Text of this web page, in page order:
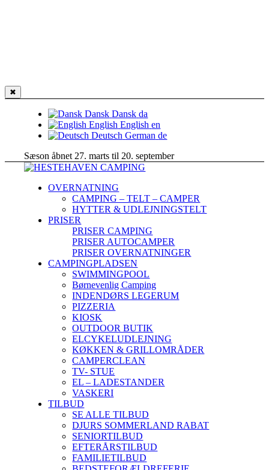
✖
Dansk Dansk da
English English en
Deutsch German de
Sæson åbnet 27. marts til 20. september
OVERNATNING
CAMPING – TELT – CAMPER
HYTTER & UDLEJNINGSTELT
PRISER
PRISER CAMPING
PRISER AUTOCAMPER
PRISER OVERNATNINGER
CAMPINGPLADSEN
SWIMMINGPOOL
Børnevenlig Camping
INDENDØRS LEGERUM
PIZZERIA
KIOSK
OUTDOOR BUTIK
ELCYKELUDLEJNING
KØKKEN & GRILLOMRÅDER
CAMPERCLEAN
TV- STUE
EL – LADESTANDER
VASKERI
TILBUD
SE ALLE TILBUD
DJURS SOMMERLAND RABAT
SENIORTILBUD
EFTERÅRSTILBUD
FAMILIETILBUD